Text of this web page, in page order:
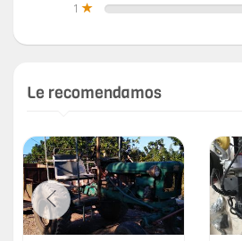
1
Le recomendamos